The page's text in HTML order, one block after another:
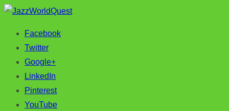
JazzWorldQuest
Jazz & World Music
Facebook
Twitter
Google+
LinkedIn
Pinterest
YouTube